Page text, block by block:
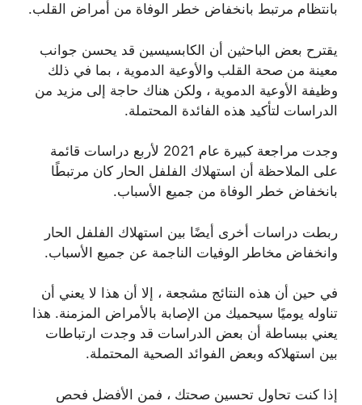
بانتظام مرتبط بانخفاض خطر الوفاة من أمراض القلب.
يقترح بعض الباحثين أن الكابسيسين قد يحسن جوانب
معينة من صحة القلب والأوعية الدموية ، بما في ذلك
وظيفة الأوعية الدموية ، ولكن هناك حاجة إلى مزيد من
الدراسات لتأكيد هذه الفائدة المحتملة.
وجدت مراجعة كبيرة عام 2021 لأربع دراسات قائمة
على الملاحظة أن استهلاك الفلفل الحار كان مرتبطًا
بانخفاض خطر الوفاة من جميع الأسباب.
ربطت دراسات أخرى أيضًا بين استهلاك الفلفل الحار
وانخفاض مخاطر الوفيات الناجمة عن جميع الأسباب.
في حين أن هذه النتائج مشجعة ، إلا أن هذا لا يعني أن
تناوله يوميًا سيحميك من الإصابة بالأمراض المزمنة. هذا
يعني ببساطة أن بعض الدراسات قد وجدت ارتباطات
بين استهلاكه وبعض الفوائد الصحية المحتملة.
إذا كنت تحاول تحسين صحتك ، فمن الأفضل فحص